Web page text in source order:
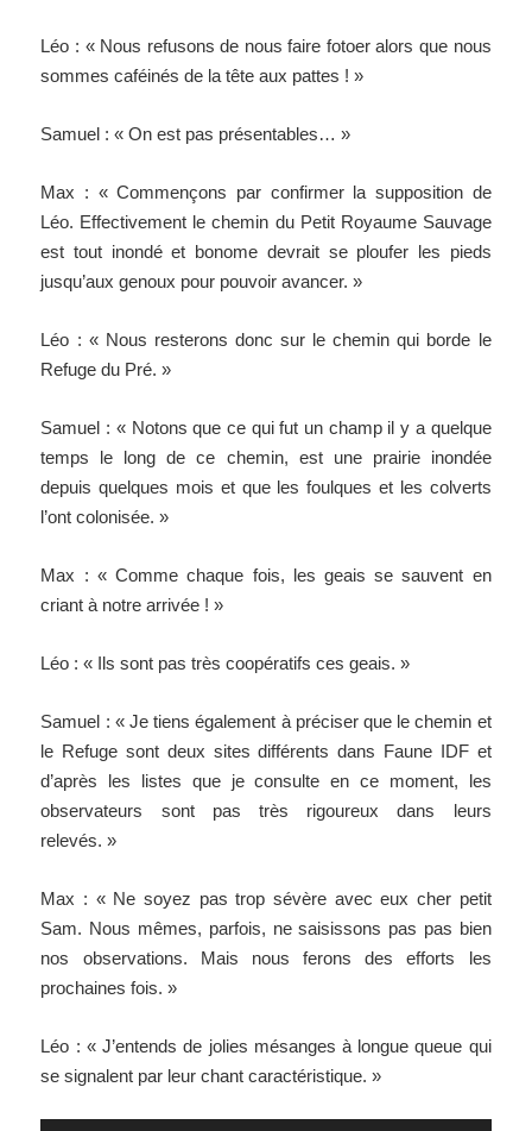
Léo : « Nous refusons de nous faire fotoer alors que nous
sommes caféinés de la tête aux pattes ! »
Samuel : « On est pas présentables… »
Max : « Commençons par confirmer la supposition de
Léo. Effectivement le chemin du Petit Royaume Sauvage
est tout inondé et bonome devrait se ploufer les pieds
jusqu’aux genoux pour pouvoir avancer. »
Léo : « Nous resterons donc sur le chemin qui borde le
Refuge du Pré. »
Samuel : « Notons que ce qui fut un champ il y a quelque
temps le long de ce chemin, est une prairie inondée
depuis quelques mois et que les foulques et les colverts
l’ont colonisée. »
Max : « Comme chaque fois, les geais se sauvent en
criant à notre arrivée ! »
Léo : « Ils sont pas très coopératifs ces geais. »
Samuel : « Je tiens également à préciser que le chemin et
le Refuge sont deux sites différents dans Faune IDF et
d’après les listes que je consulte en ce moment, les
observateurs sont pas très rigoureux dans leurs
relevés. »
Max : « Ne soyez pas trop sévère avec eux cher petit
Sam. Nous mêmes, parfois, ne saisissons pas pas bien
nos observations. Mais nous ferons des efforts les
prochaines fois. »
Léo : « J’entends de jolies mésanges à longue queue qui
se signalent par leur chant caractéristique. »